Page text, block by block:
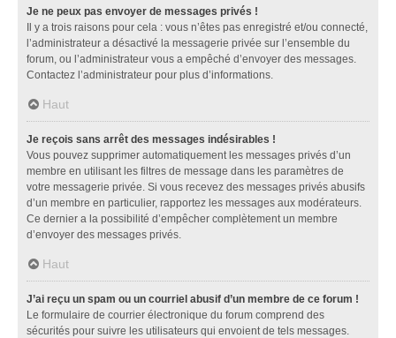
Je ne peux pas envoyer de messages privés !
Il y a trois raisons pour cela : vous n’êtes pas enregistré et/ou connecté,
l’administrateur a désactivé la messagerie privée sur l’ensemble du
forum, ou l’administrateur vous a empêché d’envoyer des messages.
Contactez l’administrateur pour plus d’informations.
Haut
Je reçois sans arrêt des messages indésirables !
Vous pouvez supprimer automatiquement les messages privés d’un
membre en utilisant les filtres de message dans les paramètres de
votre messagerie privée. Si vous recevez des messages privés abusifs
d’un membre en particulier, rapportez les messages aux modérateurs.
Ce dernier a la possibilité d’empêcher complètement un membre
d’envoyer des messages privés.
Haut
J’ai reçu un spam ou un courriel abusif d’un membre de ce forum !
Le formulaire de courrier électronique du forum comprend des
sécurités pour suivre les utilisateurs qui envoient de tels messages.